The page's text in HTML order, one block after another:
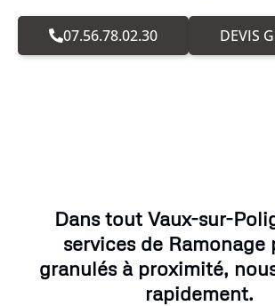
07.56.78.02.30 DEVIS
Dans tout Vaux-sur-
services de Ramonage
granulés à proximité,
rapidement.